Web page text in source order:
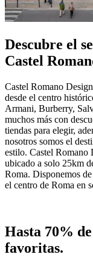
Descubre el
Castel
Castel Romano
desde el centro
Armani, Burberry,
muchos más con
tiendas para elegir,
nosotros somos el
estilo. Castel Romano
ubicado a solo 25km
Roma. Disponemos
el centro de Roma en
Hasta 70%
favoritas.